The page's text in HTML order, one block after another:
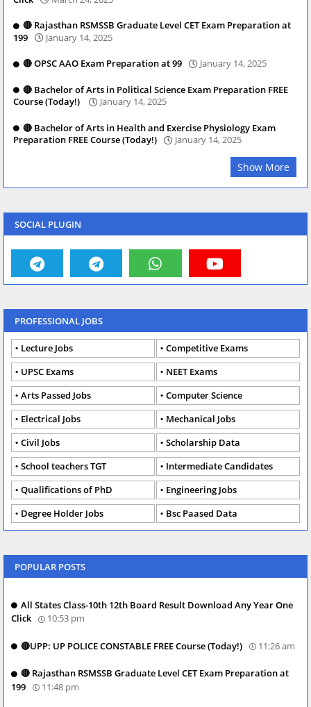
🔴 Rajasthan RSMSSB Graduate Level CET Exam Preparation at
199
January 14, 2025
🔴 OPSC AAO Exam Preparation at 99 January 14, 2025
🔴 Bachelor of Arts in Political Science Exam Preparation FREE
Course (Today!)
January 14, 2025
🔴 Bachelor of Arts in Health and Exercise Physiology Exam
Preparation FREE Course (Today!)
January 14, 2025
Show More
SOCIAL PLUGIN
PROFESSIONAL JOBS
Lecture Jobs
Competitive Exams
UPSC Exams
NEET Exams
Arts Passed Jobs
Computer Science
Electrical Jobs
Mechanical Jobs
Civil Jobs
Scholarship Data
School teachers TGT
Intermediate Candidates
Qualifications of PhD
Engineering Jobs
Degree Holder Jobs
Bsc Paased Data
POPULAR POSTS
All States Class-10th 12th Board Result Download Any Year One
Click
10:53 pm
🔴UPP: UP POLICE CONSTABLE FREE Course (Today!) 11:26 am
🔴 Rajasthan RSMSSB Graduate Level CET Exam Preparation at
199
11:48 pm